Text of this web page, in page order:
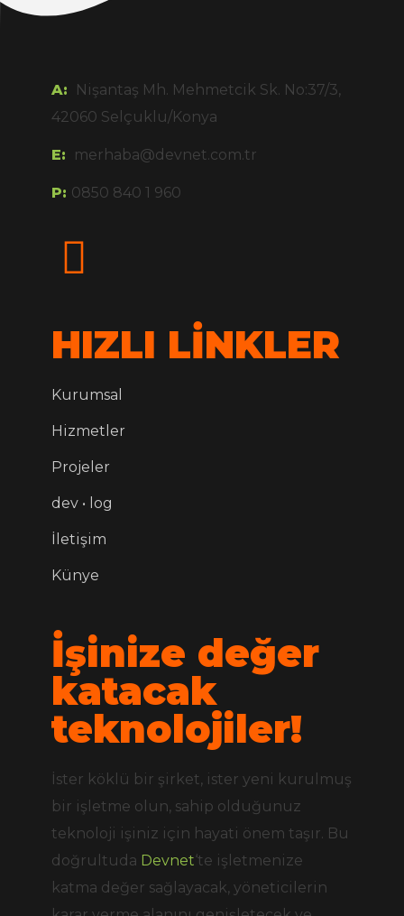
A:
Nişantaş Mh. Mehmetcik Sk. No:37/3,
42060 Selçuklu/Konya
E: merhaba@devnet.com.tr
P: 0850 840 1 960
HIZLI LİNKLER
Kurumsal
Hizmetler
Projeler
dev • log
İletişim
Künye
İşinize değer
katacak
teknolojiler!
İster köklü bir şirket, ister yeni kurulmuş
bir işletme olun, sahip olduğunuz
teknoloji işiniz için hayati önem taşır. Bu
doğrultuda Devnet‘te işletmenize
katma değer sağlayacak, yöneticilerin